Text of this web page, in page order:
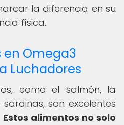
la diferencia en su
física.
en Omega3
Luchadores
como el salmón, la
son excelentes
Estos alimentos no solo